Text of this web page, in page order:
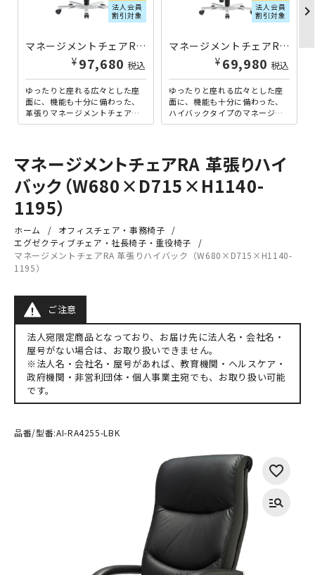
法人会員
割引対象
マネージメントチェアRA 革張りローバック W680×D715×H955-1010 ブラック
¥ 97,680 税込
ゆったりと座れる広々とした座
面に、機能も十分に備わった、
革張りマネージメントチェアの
ローバックタイプです。背と座
法人会員
割引対象
マネージメントチェアRA ハイバック W680×D715×H1140-1195 ブラウン
¥ 69,980 税込
ゆったりと座れる広々とした座
面に、機能も十分に備わった、
ハイバックタイプのマネージメ
ントチェアです。背と座面後部
chevron_right
マネージメントチェアRA 革張りハイ
バック（W680×D715×H1140-
1195）
ホーム
オフィスチェア・事務椅子
エグゼクティブチェア・社長椅子・重役椅子
マネージメントチェアRA 革張りハイバック（W680×D715×H1140-
1195）
ご注意
法人宛限定商品となっており、お届け先に法人名・会社名・
屋号がない場合は、お取り扱いできません。
※法人名・会社名・屋号があれば、教育機関・ヘルスケア・
政府機関・非営利団体・個人事業主宛でも、お取り扱い可能
です。
品番/型番:AI-RA4255-LBK